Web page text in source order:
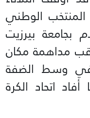
المنتخب الوطني
بجامعة بيرزيت
(21 عاماً)، عقب مداهمة مكان
في وسط الضفة
اتحاد الكرة